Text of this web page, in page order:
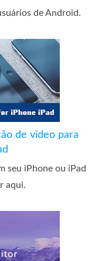
de Android.
de vídeo para
seu iPhone ou iPad
aqui.